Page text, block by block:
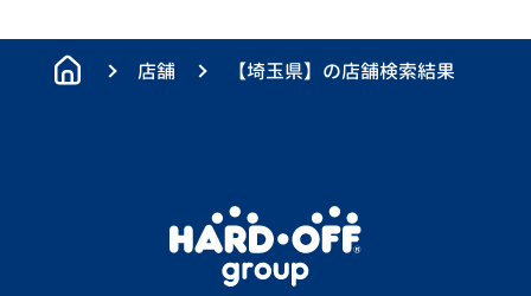
店舗 【埼玉県】の店舗検索結果